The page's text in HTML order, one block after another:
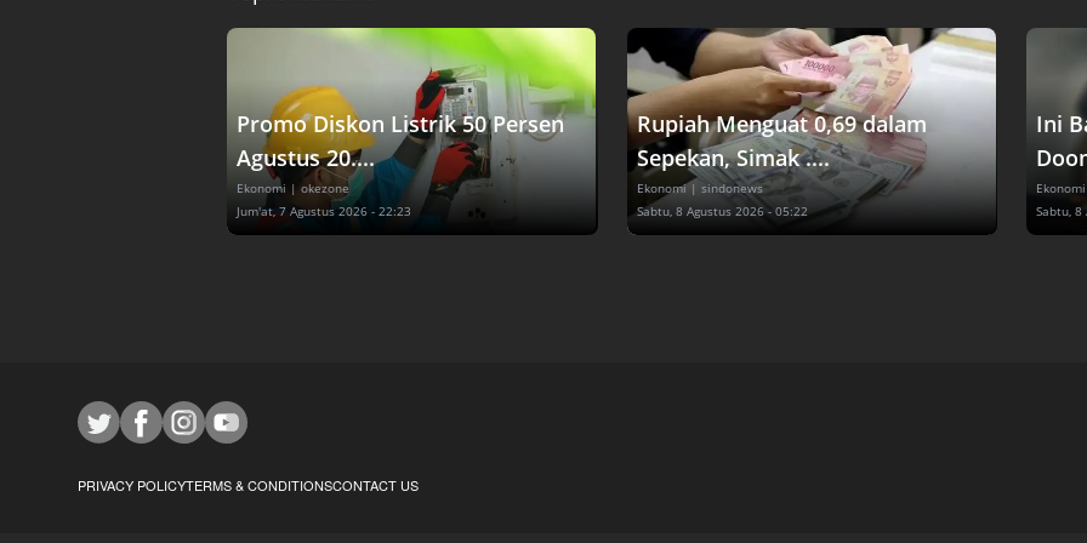
Promo Diskon Listrik 50 Persen
Agustus 20....
Ekonomi | okezone
Jum'at, 7 Agustus 2026 - 22:23
Rupiah Menguat 0,69 dalam
Sepekan, Simak ....
Ekonomi | sindonews
Sabtu, 8 Agustus 2026 - 05:22
Ini
Ekonomi
Sabtu, 8
PRIVACY POLICYTERMS & CONDITIONSCONTACT US